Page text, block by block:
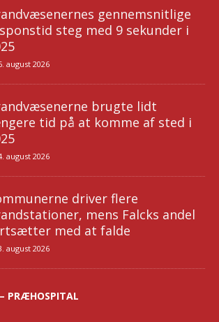
gennemsnitlige
steg med 9 sekunder i
august 2026
brugte lidt
tid på at komme af sted i
august 2026
driver flere
mens Falcks andel
med at falde
august 2026
PRÆHOSPITAL